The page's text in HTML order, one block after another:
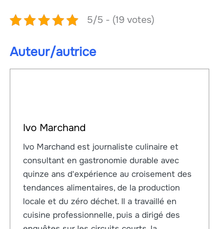
5/5 - (19 votes)
Auteur/autrice
Ivo Marchand
Ivo Marchand est journaliste culinaire et
consultant en gastronomie durable avec
quinze ans d'expérience au croisement des
tendances alimentaires, de la production
locale et du zéro déchet. Il a travaillé en
cuisine professionnelle, puis a dirigé des